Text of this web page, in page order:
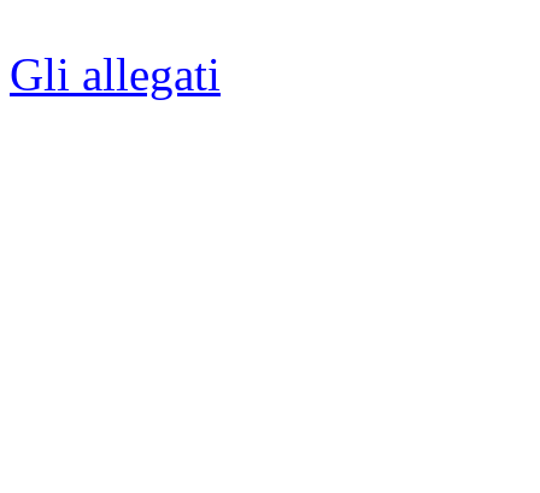
Gli allegati